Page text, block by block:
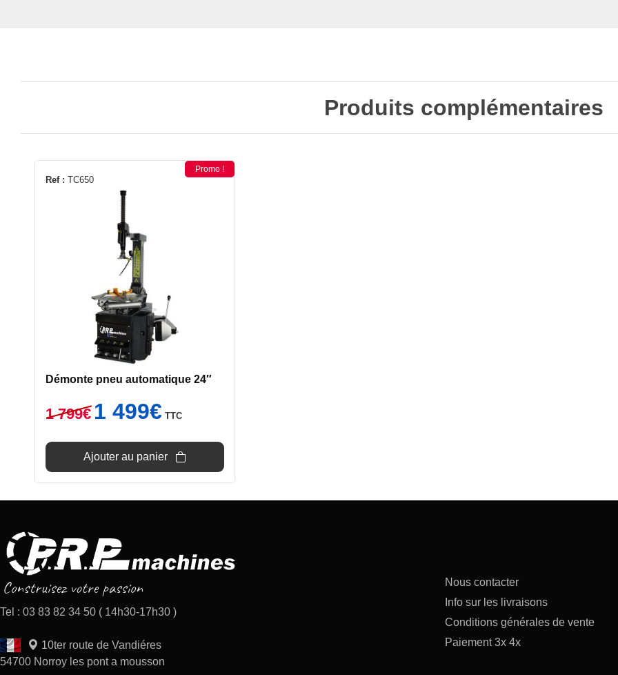
Produits complémentaires
Ref : TC650
Promo !
Démonte pneu automatique 24″
1 799€
Le
prix
était :
799€.
1 499€prix
est :
499€.
TTC
Ajouter au panier
Tel : 03 83 82 34 50 ( 14h30-17h30 )
10ter route de Vandiéres
54700 Norroy les pont a mousson
Nous contacter
Info sur les livraisons
Conditions générales de vente
Paiement 3x 4x